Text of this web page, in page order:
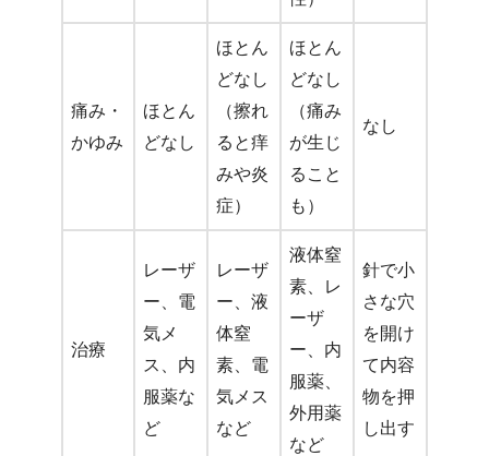
痛み・
かゆみ
ほとん
どなし
ほとん
どなし
（擦れ
ると痒
みや炎
症）
ほとん
どなし
（痛み
が生じ
ること
も）
なし
治療
レーザ
ー、電
気メ
ス、内
服薬な
ど
レーザ
ー、液
体窒
素、電
気メス
など
液体窒
素、レ
ーザ
ー、内
服薬、
外用薬
など
針で小
さな穴
を開け
て内容
物を押
し出す